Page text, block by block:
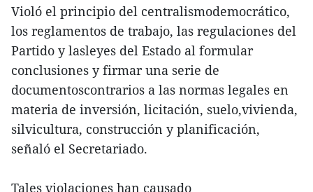
Violó el principio del centralismodemocrático,
los reglamentos de trabajo, las regulaciones del
Partido y lasleyes del Estado al formular
conclusiones y firmar una serie de
documentoscontrarios a las normas legales en
materia de inversión, licitación, suelo,vivienda,
silvicultura, construcción y planificación,
señaló el Secretariado.
Tales violaciones han causado